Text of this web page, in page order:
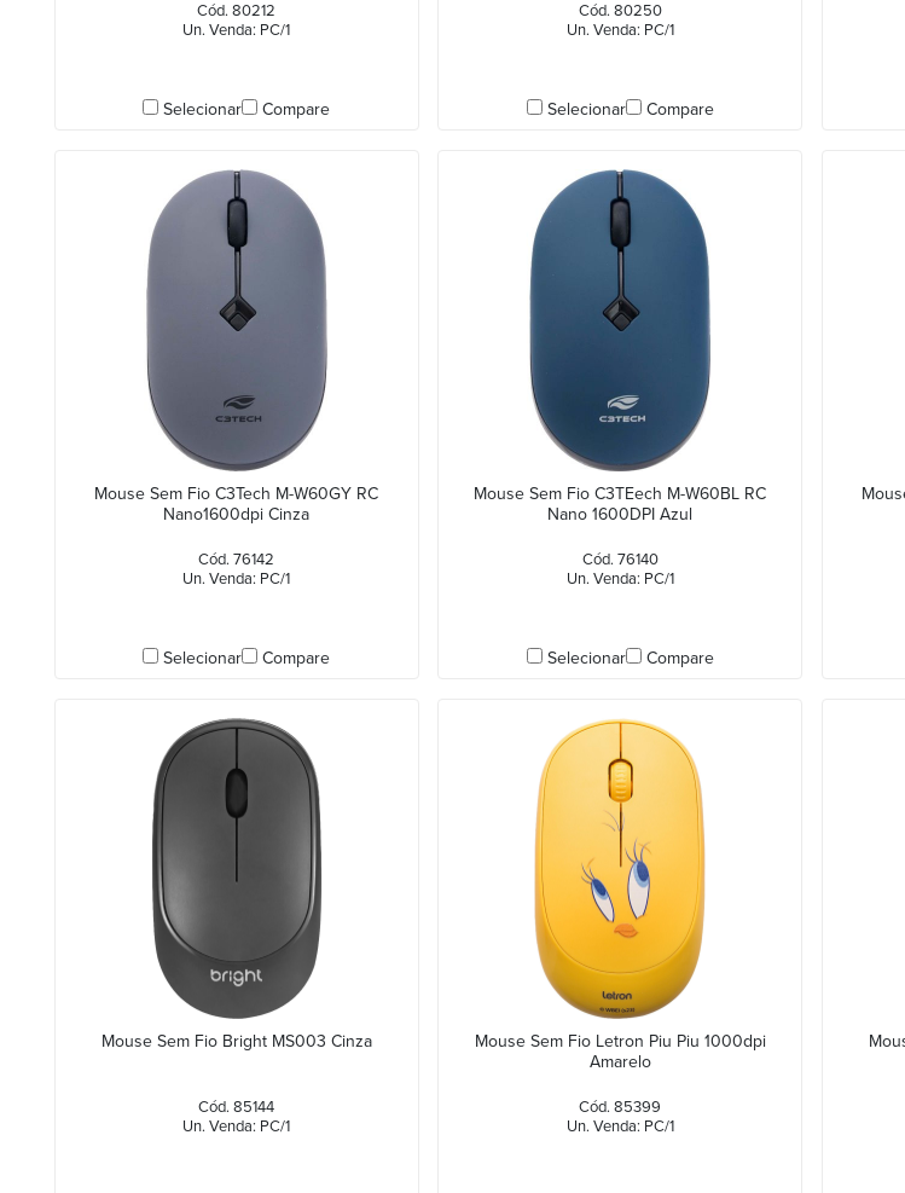
Cód. 80212
Un. Venda: PC/1
Selecionar Compare
Cód. 80250
Un. Venda: PC/1
Selecionar Compare
Mouse Sem Fio C3Tech M-W60GY RC
Nano1600dpi Cinza
Cód. 76142
Un. Venda: PC/1
Selecionar Compare
Mouse Sem Fio C3TEech M-W60BL RC
Nano 1600DPI Azul
Cód. 76140
Un. Venda: PC/1
Selecionar Compare
Mouse Sem Fio Bright MS003 Cinza
Cód. 85144
Un. Venda: PC/1
Mouse Sem Fio Letron Piu Piu 1000dpi
Amarelo
Cód. 85399
Un. Venda: PC/1